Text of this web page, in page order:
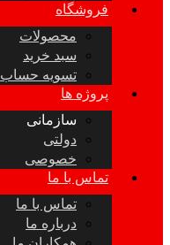
فروشگاه
محصولات
سبد خرید
تسویه حساب
پروژه ها
سازمانی
دولتی
خصوصی
تماس با ما
تماس با ما
درباره ما